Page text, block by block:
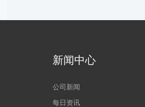
新闻中心
公司新闻
每日资讯